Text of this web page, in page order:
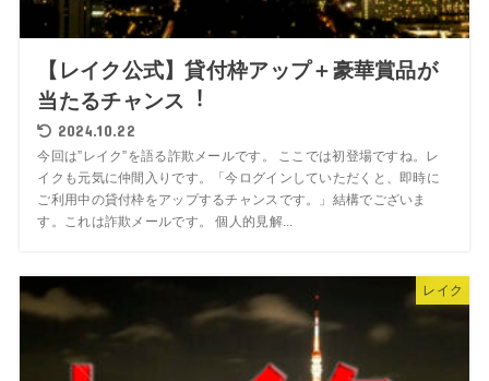
【レイク公式】貸付枠アップ＋豪華賞品が
当たるチャンス︕
2024.10.22
今回は”レイク”を語る詐欺メールです。 ここでは初登場ですね。レ
イクも元気に仲間入りです。「今ログインしていただくと、即時に
ご利⽤中の貸付枠をアップするチャンスです。」結構でございま
す。これは詐欺メールです。 個人的見解...
レイク